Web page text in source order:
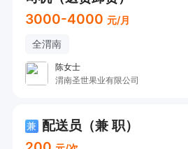
3000-4000 元/月
全渭南
陈女士
渭南圣世果业有限公司
兼 配送员（兼 职）